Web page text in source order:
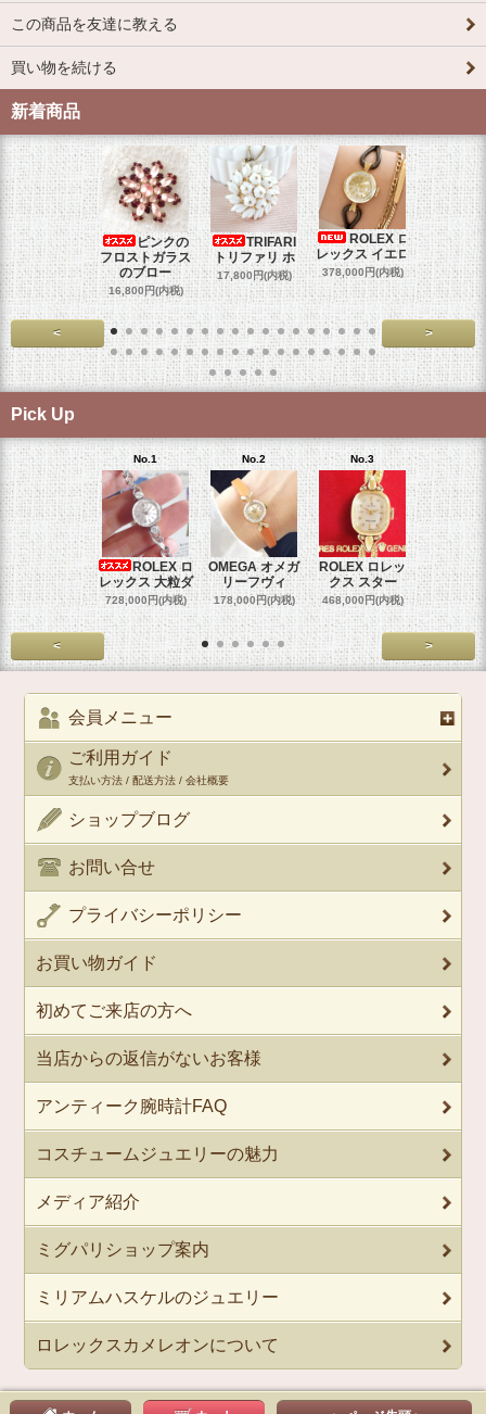
この商品を友達に教える
買い物を続ける
新着商品
ピンクの
フロストガラス
のブロー
16,800円(内税)
TRIFARI
トリファリ ホ
17,800円(内税)
ROLEX ロ
レックス イエロ
378,000円(内税)
ジュリア
29,000円(
< >
Pick Up
No.1
ROLEX ロ
レックス 大粒ダ
728,000円(内税)
No.2
OMEGA オメガ
リーフヴィ
178,000円(内税)
No.3
ROLEX ロレッ
クス スター
468,000円(内税)
No.4
ROLEX
クス
458,000円
< >
会員メニュー
ご利用ガイド
支払い方法 / 配送方法 / 会社概要
ショップブログ
お問い合せ
プライバシーポリシー
お買い物ガイド
初めてご来店の方へ
当店からの返信がないお客様
アンティーク腕時計FAQ
コスチュームジュエリーの魅力
メディア紹介
ミグパリショップ案内
ミリアムハスケルのジュエリー
ロレックスカメレオンについて